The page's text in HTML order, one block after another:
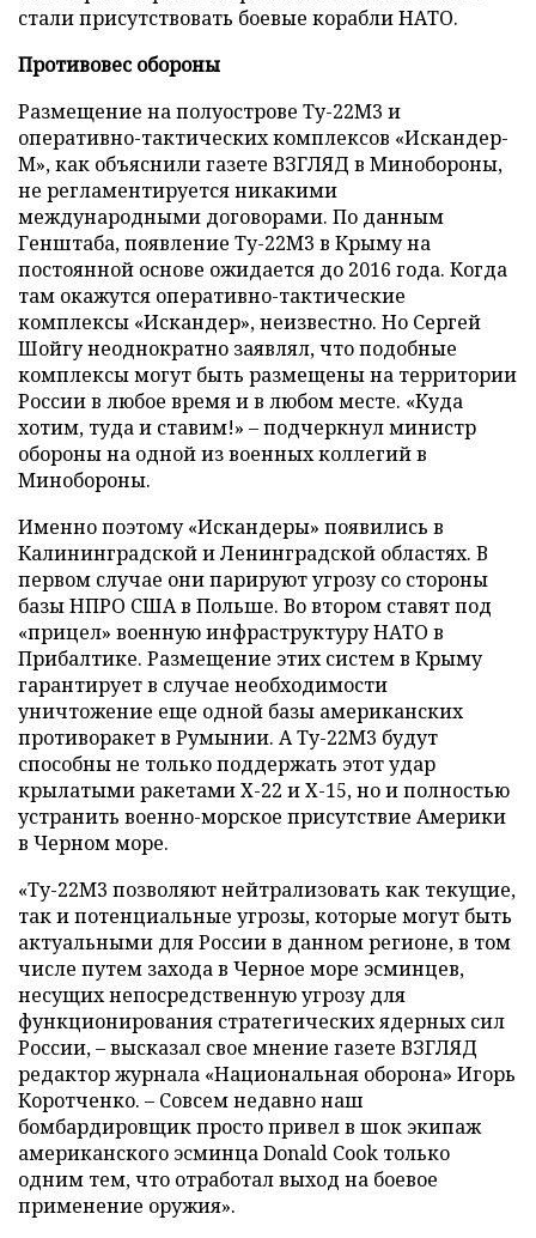
стали присутствовать боевые корабли НАТО.
Противовес обороны
Размещение на полуострове Ту-22М3 и
оперативно-тактических комплексов «Искандер-
М», как объяснили газете ВЗГЛЯД в Минобороны,
не регламентируется никакими
международными договорами. По данным
Генштаба, появление Ту-22М3 в Крыму на
постоянной основе ожидается до 2016 года. Когда
там окажутся оперативно-тактические
комплексы «Искандер», неизвестно. Но Сергей
Шойгу неоднократно заявлял, что подобные
комплексы могут быть размещены на территории
России в любое время и в любом месте. «Куда
хотим, туда и ставим!» – подчеркнул министр
обороны на одной из военных коллегий в
Минобороны.
Именно поэтому «Искандеры» появились в
Калининградской и Ленинградской областях. В
первом случае они парируют угрозу со стороны
базы НПРО США в Польше. Во втором ставят под
«прицел» военную инфраструктуру НАТО в
Прибалтике. Размещение этих систем в Крыму
гарантирует в случае необходимости
уничтожение еще одной базы американских
противоракет в Румынии. А Ту-22М3 будут
способны не только поддержать этот удар
крылатыми ракетами Х-22 и Х-15, но и полностью
устранить военно-морское присутствие Америки
в Черном море.
«Ту-22М3 позволяют нейтрализовать как текущие,
так и потенциальные угрозы, которые могут быть
актуальными для России в данном регионе, в том
числе путем захода в Черное море эсминцев,
несущих непосредственную угрозу для
функционирования стратегических ядерных сил
России, – высказал свое мнение газете ВЗГЛЯД
редактор журнала «Национальная оборона» Игорь
Коротченко. – Совсем недавно наш
бомбардировщик просто привел в шок экипаж
американского эсминца Donald Cook только
одним тем, что отработал выход на боевое
применение оружия».